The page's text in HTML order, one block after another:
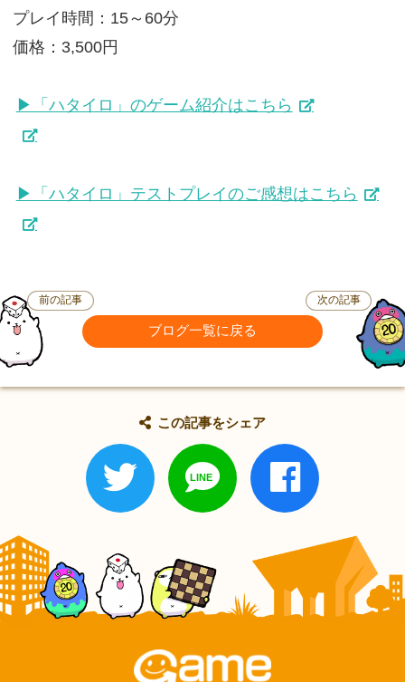
プレイ時間：15～60分
価格：3,500円
▶「ハタイロ」のゲーム紹介はこちら
▶「ハタイロ」テストプレイのご感想はこちら
前の記事
ブログ一覧に戻る
次の記事
この記事をシェア